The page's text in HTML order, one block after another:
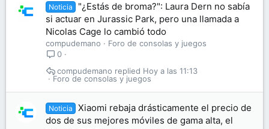
Noticia
"¿Estás de broma?": Laura Dern no sabía
si actuar en Jurassic Park, pero una llamada a
Nicolas Cage lo cambió todo
compudemano
Foro de consolas y juegos
0
Foro de consolas y juegos
Hoy a las 11:13
compudemano
Noticia
Xiaomi rebaja drásticamente el precio de
dos de sus mejores móviles de gama alta, el